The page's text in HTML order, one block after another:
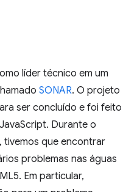
líder técnico em um
SONAR. O projeto
ser concluído e foi feito
Durante o
tivemos que encontrar
problemas nas águas
Em particular,